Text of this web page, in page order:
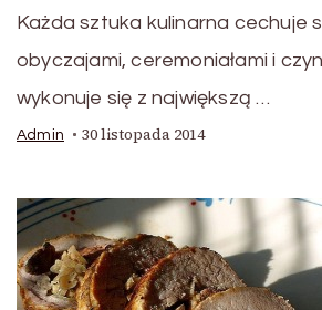
Każda sztuka kulinarna cechuje
obyczajami, ceremoniałami i
wykonuje się z największą …
Admin 30 listopada 2014